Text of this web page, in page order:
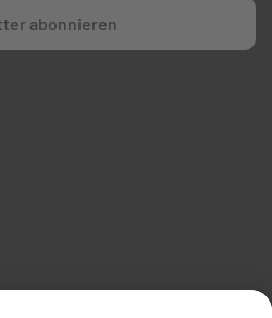
abonnieren